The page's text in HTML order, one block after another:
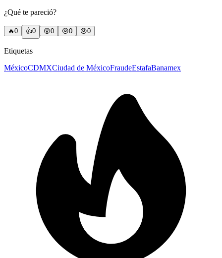
¿Qué te pareció?
🔥0 👍0 😲0 😢0 😠0
Etiquetas
MéxicoCDMXCiudad de MéxicoFraudeEstafaBanamex